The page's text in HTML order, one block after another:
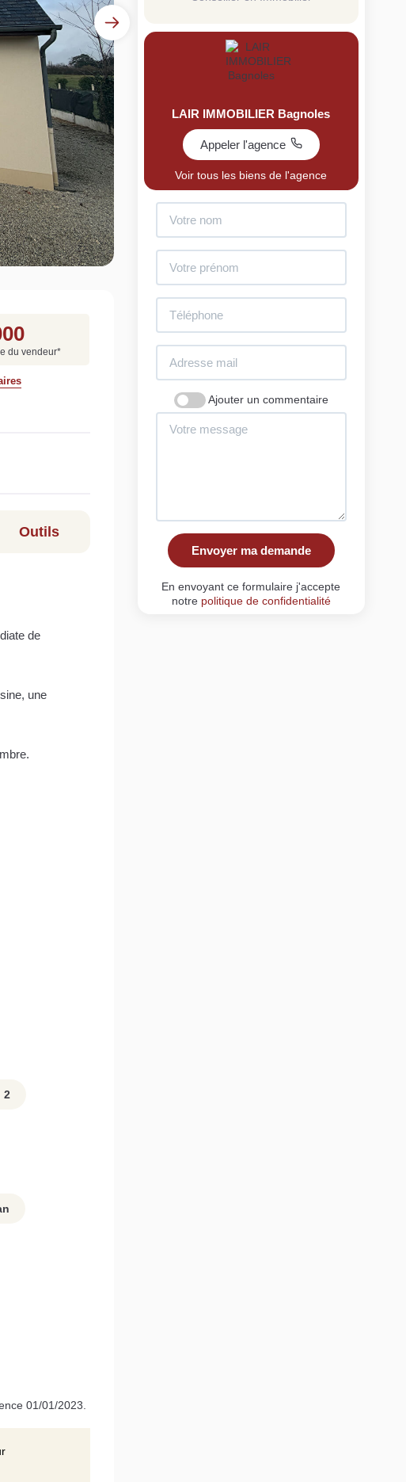
Gratuit
Estimez votre bien en ligne.
Rapide et gratuit, recevez votre estimation en
quelques clics.
Estimer mon bien maintenant
du vendeur*
Outils
de
une
2
01/01/2023.
LAIR IMMOBILIER Bagnoles
Appeler l'agence
Voir tous les biens de l'agence
Ajouter un commentaire
Envoyer ma demande
En envoyant ce formulaire j'accepte
notre politique de confidentialité